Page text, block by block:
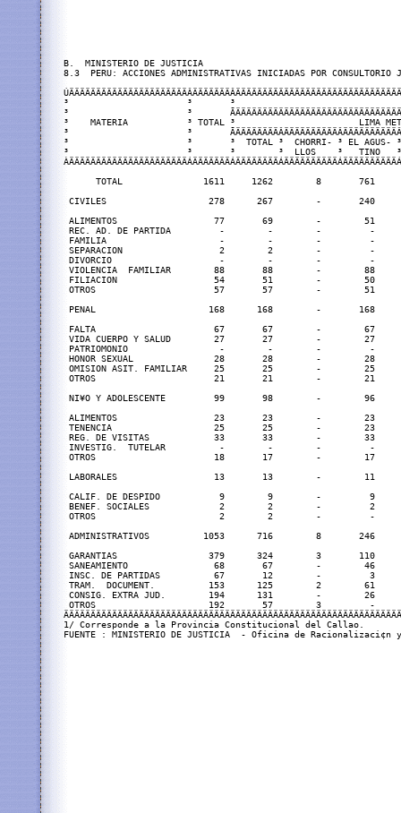
B.  MINISTERIO DE JUSTICIA
8.3  PERU: ACCIONES ADMINISTRATIVAS INICIADAS POR CONSULTORIO
³                      ³       ³
³                      ³
³    MATERIA           ³ TOTAL ³
³                      ³
³                      ³       ³  TOTAL ³  CHORRI- ³ EL AGUS- ³
³                      ³       ³        ³  LLOS    ³   TINO   ³
TOTAL               1611     1262        8       761
CIVILES                   278      267        -
ALIMENTOS                  77       69        -
REC. AD. DE PARTIDA         -        -        -
FAMILIA                     -        -        -
SEPARACION                  2        2        -
DIVORCIO                    -        -        -
VIOLENCIA  FAMILIAR        88       88        -
FILIACION                  54       51        -
OTROS                      57       57        -
PENAL                     168      168        -
FALTA                      67       67        -
VIDA CUERPO Y SALUD        27       27
PATRIOMONIO                 -        -        -
HONOR SEXUAL               28       28        -
OMISION ASIT. FAMILIAR     25       25
OTROS                      21       21        -
NI¥O Y ADOLESCENTE         99       98
ALIMENTOS                  23       23        -
TENENCIA                   25       25        -
REG. DE VISITAS            33       33        -
INVESTIG.  TUTELAR          -        -        -
OTROS                      18       17        -
LABORALES                  13       13        -
CALIF. DE DESPIDO           9        9        -
BENEF. SOCIALES             2        2        -
OTROS                       2        2        -
ADMINISTRATIVOS          1053      716        8
GARANTIAS                 379      324        3
SANEAMIENTO                68       67        -
INSC. DE PARTIDAS          67       12        -
TRAM.  DOCUMENT.          153      125        2
CONSIG. EXTRA JUD.        194      131        -
OTROS                     192       57        3         -
1/ Corresponde a la Provincia Constitucional del Callao.
FUENTE : MINISTERIO DE JUSTICIA  - Oficina de